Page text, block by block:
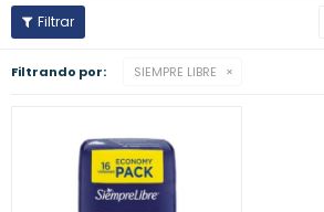
Filtrando por: SIEMPRE LIBRE